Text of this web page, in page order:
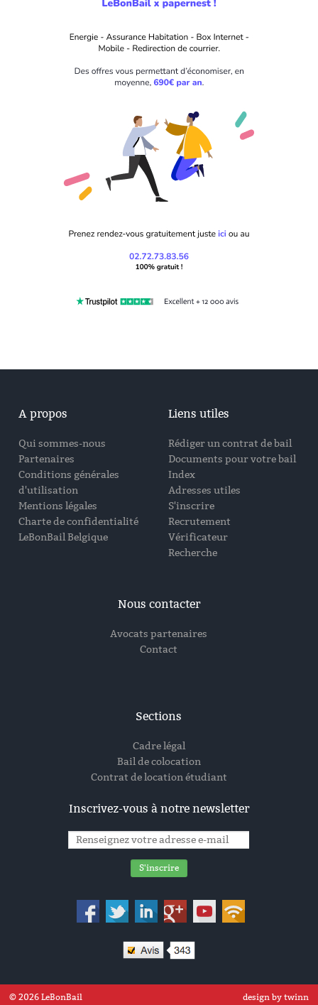
A propos
Qui sommes-nous
Partenaires
Conditions générales
d'utilisation
Mentions légales
Charte de confidentialité
LeBonBail Belgique
Liens utiles
Rédiger un contrat de bail
Documents pour votre bail
Index
Adresses utiles
S'inscrire
Recrutement
Vérificateur
Recherche
Nous contacter
Avocats partenaires
Contact
Sections
Cadre légal
Bail de colocation
Contrat de location étudiant
Inscrivez-vous à notre newsletter
© 2026 LeBonBail design by twinn